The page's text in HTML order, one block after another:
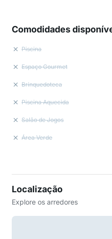
Comodidades
Piscina
Espaço Gourmet
Brinquedoteca
Piscina Aquecida
Salão de Jogos
Área Verde
Localização
Explore os arredores